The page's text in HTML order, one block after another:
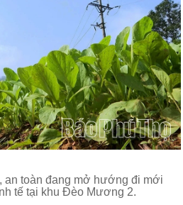
an toàn đang mở hướng đi mới
tế tại khu Đèo Mương 2.